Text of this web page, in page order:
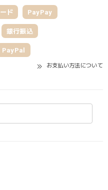
ド PayPay
銀行振込
PayPal
お支払い方法について